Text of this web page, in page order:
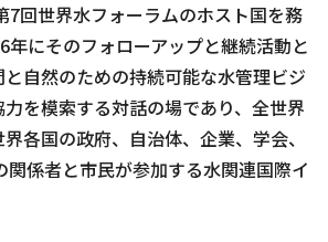
7回世界水フォーラムのホスト国を務
年にそのフォローアップと継続活動と
自然のための持続可能な水管理ビジ
を模索する対話の場であり、全世界
各国の政府、自治体、企業、学会、
関係者と市民が参加する水関連国際イ